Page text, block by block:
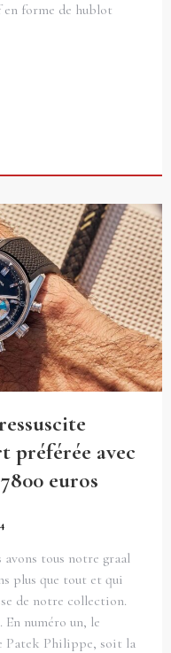
forme de hublot
préférée avec
euros
tous notre graal
plus que tout et qui
de notre collection.
En numéro un, le
Patek Philippe, soit la